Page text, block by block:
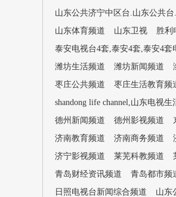
山东公共济宁中区台.山东公共台
山东体育频道
山东卫视 胜利
泰安电视台4套,泰安4套,泰安4套
潍坊生活频道
潍坊新闻频道
枣庄公共频道
枣庄生活教育频
shandong life channel,山东电视生
德州新闻频道
德州影视频道
济南教育频道
济南商务频道
济宁影视频道
莱芜科教频道
青岛财经资讯频道
青岛都市频
日照电视台新闻综合频道
山东